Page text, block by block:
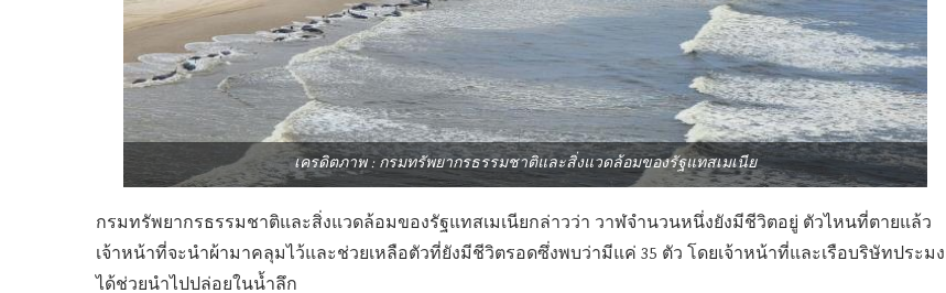
เครดิตภาพ : กรมทรัพยากรธรรมชาติและสิ่งแวดล้อมของรัฐแทสเมเนีย
กรมทรัพยากรธรรมชาติและสิ่งแวดล้อมของรัฐแทสเมเนียกล่าวว่า วาฬจำนวนหนึ่งยังมีชีวิตอยู่ ตัวไหนที่ตายแล้ว
เจ้าหน้าที่จะนำผ้ามาคลุมไว้และช่วยเหลือตัวที่ยังมีชีวิตรอดซึ่งพบว่ามีแค่ 35 ตัว โดยเจ้าหน้าที่และเรือบริษัทประมง
ได้ช่วยนำไปปล่อยในน้ำลึก